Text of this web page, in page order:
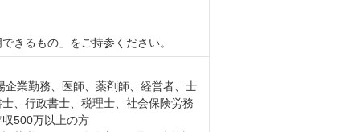
きるもの」をご持参ください。
業勤務、医師、薬剤師、経営者、士
、行政書士、税理士、社会保険労務
500万以上の方